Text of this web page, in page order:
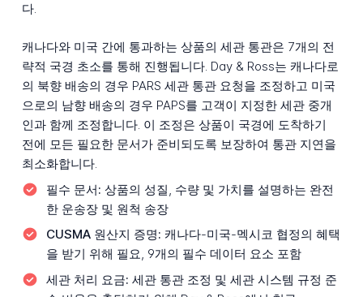
다.
캐나다와 미국 간에 통과하는 상품의 세관 통관은 7개의 전
략적 국경 초소를 통해 진행됩니다. Day & Ross는 캐나다로
의 북향 배송의 경우 PARS 세관 통관 요청을 조정하고 미국
으로의 남향 배송의 경우 PAPS를 고객이 지정한 세관 중개
인과 함께 조정합니다. 이 조정은 상품이 국경에 도착하기
전에 모든 필요한 문서가 준비되도록 보장하여 통관 지연을
최소화합니다.
필수 문서: 상품의 성질, 수량 및 가치를 설명하는 완전
한 운송장 및 원척 송장
CUSMA 원산지 증명: 캐나다-미국-멕시코 협정의 혜택
을 받기 위해 필요, 9개의 필수 데이터 요소 포함
세관 처리 요금: 세관 통관 조정 및 세관 시스템 규정 준